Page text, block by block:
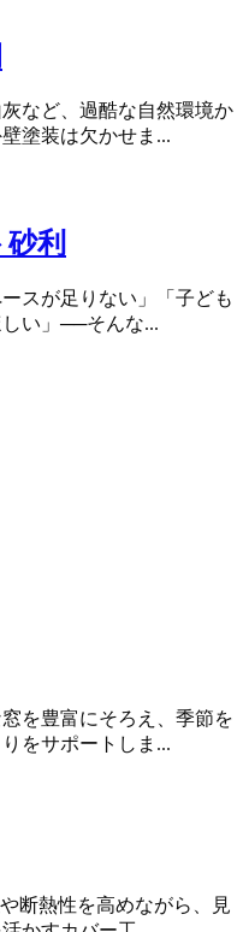
など、過酷な自然環境か
塗装は欠かせま...
利
スが足りない」「子ども
い」──そんな...
を豊富にそろえ、季節を
をサポートしま...
断熱性を高めながら、見